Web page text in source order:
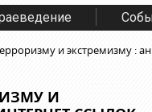
и экстремизму :
И